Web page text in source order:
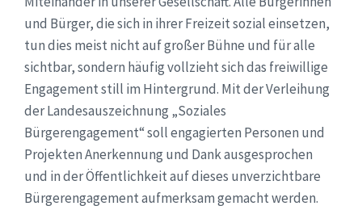
und Bürger, die sich in ihrer Freizeit sozial einsetzen,
tun dies meist nicht auf großer Bühne und für alle
sichtbar, sondern häufig vollzieht sich das freiwillige
Engagement still im Hintergrund. Mit der Verleihung
der Landesauszeichnung „Soziales
Bürgerengagement“ soll engagierten Personen und
Projekten Anerkennung und Dank ausgesprochen
und in der Öffentlichkeit auf dieses unverzichtbare
Bürgerengagement aufmerksam gemacht werden.